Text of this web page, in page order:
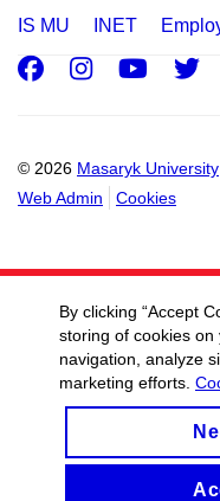
IS MU INET
© 2026 Masaryk University
Web Admin
Cookies
Facebook
By clicking “Accept
storing of cookies
navigation, analyze
marketing efforts.